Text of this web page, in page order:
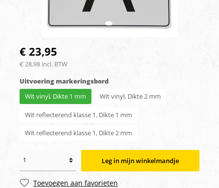
€ 23,95
€ 28,98 incl. BTW
Uitvoering markeringsbord
Wit vinyl, Dikte 1 mm
Wit vinyl, Dikte 2 mm
Wit reflecterend klasse 1, Dikte 1 mm
Wit reflecterend klasse 1, Dikte 2 mm
Leg in mijn winkelmandje
Toevoegen aan favorieten